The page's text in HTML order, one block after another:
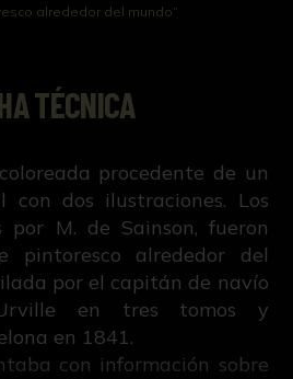
alrededor del mundo”
TÉCNICA
procedente de un
con dos ilustraciones. Los
por M. de Sainson, fueron
pintoresco alrededor del
por el capitán de navío
en tres tomos y
en 1841.
con información sobre